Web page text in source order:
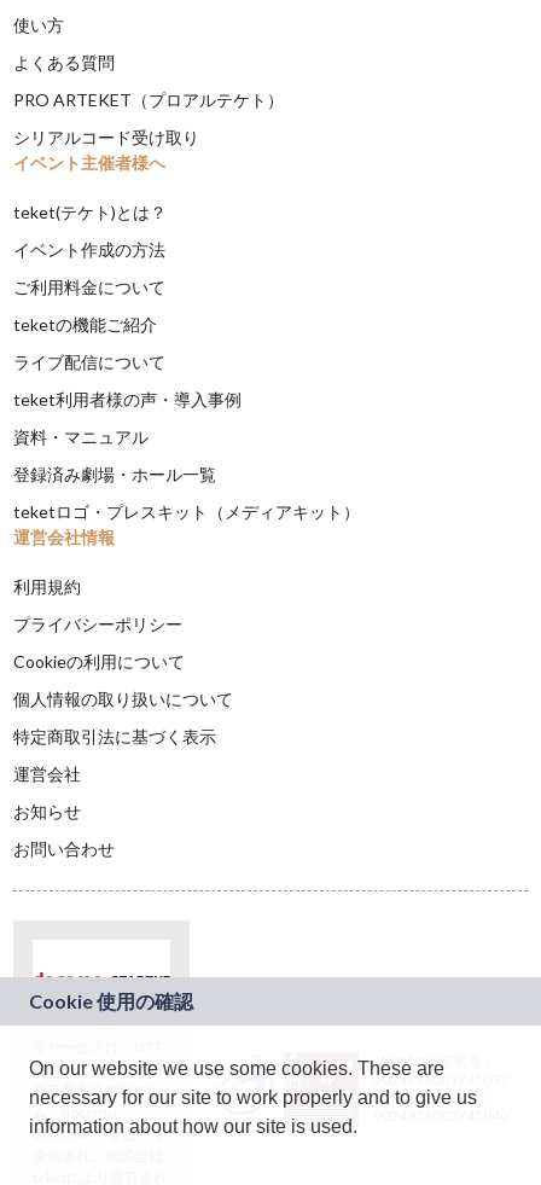
使い方
よくある質問
PRO ARTEKET（プロアルテケト）
シリアルコード受け取り
イベント主催者様へ
teket(テケト)とは？
イベント作成の方法
ご利用料金について
teketの機能ご紹介
ライブ配信について
teket利用者様の声・導入事例
資料・マニュアル
登録済み劇場・ホール一覧
teketロゴ・プレスキット（メディアキット）
運営会社情報
利用規約
プライバシーポリシー
Cookieの利用について
個人情報の取り扱いについて
特定商取引法に基づく表示
運営会社
お知らせ
お問い合わせ
ドコモグループの新
規事業創出プログラ
ム「docomo
STARTUP」を通じて
JASRAC許諾番号：
9024936001Y45037
JASRAC許諾番号：
On our website we use some cookies. These are
necessary for our site to work properly and to give us
information about how our site is used.